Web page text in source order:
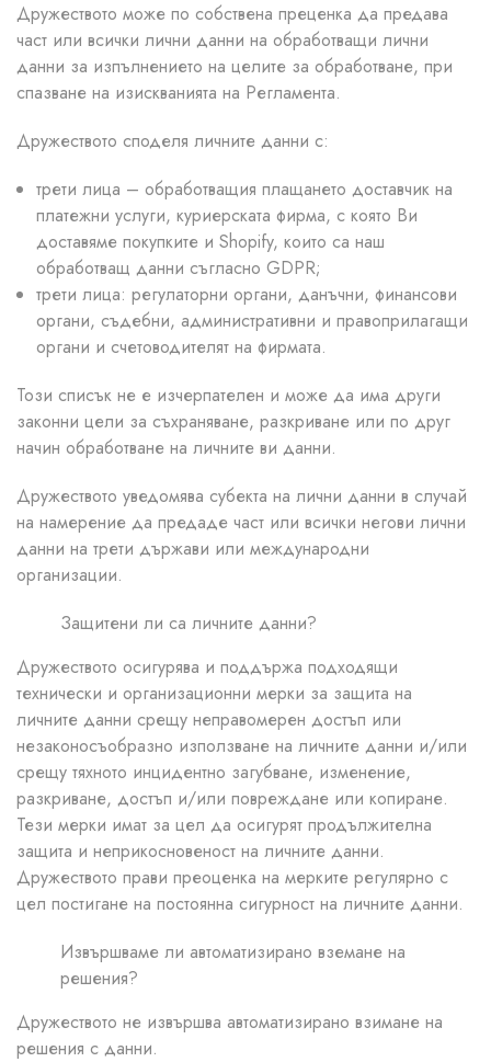
Дружеството може по собствена преценка да предава
част или всички лични данни на обработващи лични
данни за изпълнението на целите за обработване, при
спазване на изискванията на Регламента.
Дружеството споделя личните данни с:
трети лица – обработващия плащането доставчик на
платежни услуги, куриерската фирма, с която Ви
доставяме покупките и Shopify, които са наш
обработващ данни съгласно GDPR;
трети лица: регулаторни органи, данъчни, финансови
органи, съдебни, административни и правоприлагащи
органи и счетоводителят на фирмата.
Този списък не е изчерпателен и може да има други
законни цели за съхраняване, разкриване или по друг
начин обработване на личните ви данни.
Дружеството уведомява субекта на лични данни в случай
на намерение да предаде част или всички негови лични
данни на трети държави или международни
организации.
Защитени ли са личните данни?
Дружеството осигурява и поддържа подходящи
технически и организационни мерки за защита на
личните данни срещу неправомерен достъп или
незаконосъобразно използване на личните данни и/или
срещу тяхното инцидентно загубване, изменение,
разкриване, достъп и/или повреждане или копиране.
Тези мерки имат за цел да осигурят продължителна
защита и неприкосновеност на личните данни.
Дружеството прави преоценка на мерките регулярно с
цел постигане на постоянна сигурност на личните данни.
Извършваме ли автоматизирано вземане на
решения?
Дружеството не извършва автоматизирано взимане на
решения с данни.